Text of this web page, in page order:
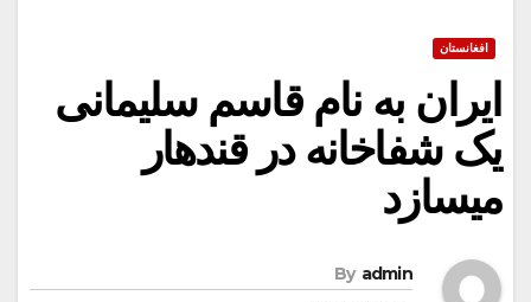
افغانستان
ایران به نام قاسم سلیمانی
یک شفاخانه در قندهار
میسازد
By admin